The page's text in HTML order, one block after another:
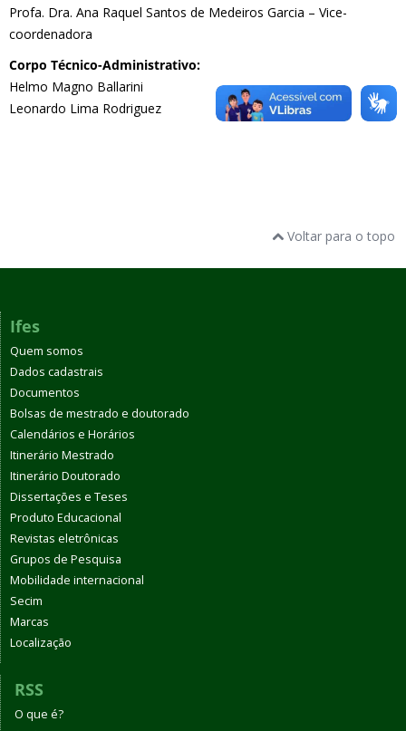
Profa. Dra. Ana Raquel Santos de Medeiros Garcia – Vice-
coordenadora
Corpo Técnico-Administrativo:
Helmo Magno Ballarini
Leonardo Lima Rodriguez
Voltar para o topo
Ifes
Quem somos
Dados cadastrais
Documentos
Bolsas de mestrado e doutorado
Calendários e Horários
Itinerário Mestrado
Itinerário Doutorado
Dissertações e Teses
Produto Educacional
Revistas eletrônicas
Grupos de Pesquisa
Mobilidade internacional
Secim
Marcas
Localização
RSS
O que é?